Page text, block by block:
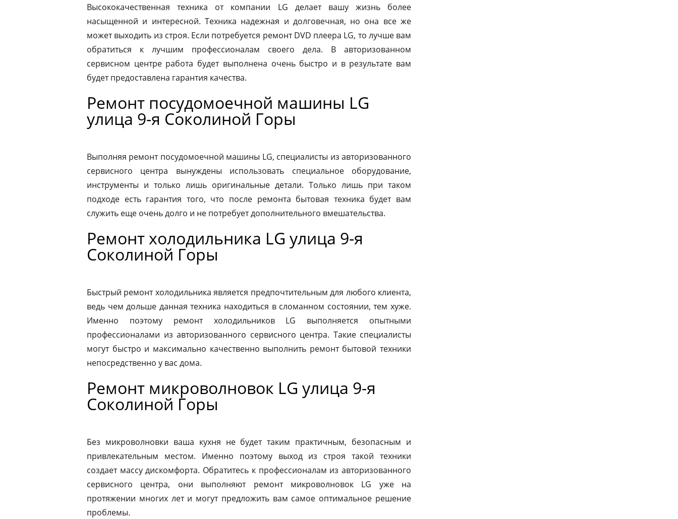
Высококачественная техника от компании LG делает вашу жизнь более
насыщенной и интересной. Техника надежная и долговечная, но она все же
может выходить из строя. Если потребуется ремонт DVD плеера LG, то лучше вам
обратиться к лучшим профессионалам своего дела. В авторизованном
сервисном центре работа будет выполнена очень быстро и в результате вам
будет предоставлена гарантия качества.
Ремонт посудомоечной машины LG
улица 9-я Соколиной Горы
Выполняя ремонт посудомоечной машины LG, специалисты из авторизованного
сервисного центра вынуждены использовать специальное оборудование,
инструменты и только лишь оригинальные детали. Только лишь при таком
подходе есть гарантия того, что после ремонта бытовая техника будет вам
служить еще очень долго и не потребует дополнительного вмешательства.
Ремонт холодильника LG улица 9-я
Соколиной Горы
Быстрый ремонт холодильника является предпочтительным для любого клиента,
ведь чем дольше данная техника находиться в сломанном состоянии, тем хуже.
Именно поэтому ремонт холодильников LG выполняется опытными
профессионалами из авторизованного сервисного центра. Такие специалисты
могут быстро и максимально качественно выполнить ремонт бытовой техники
непосредственно у вас дома.
Ремонт микроволновок LG улица 9-я
Соколиной Горы
Без микроволновки ваша кухня не будет таким практичным, безопасным и
привлекательным местом. Именно поэтому выход из строя такой техники
создает массу дискомфорта. Обратитесь к профессионалам из авторизованного
сервисного центра, они выполняют ремонт микроволновок LG уже на
протяжении многих лет и могут предложить вам самое оптимальное решение
проблемы.